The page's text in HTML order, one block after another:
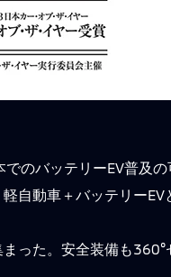
のバッテリーEV普及の
自動車＋バッテリー
った。安全装備も